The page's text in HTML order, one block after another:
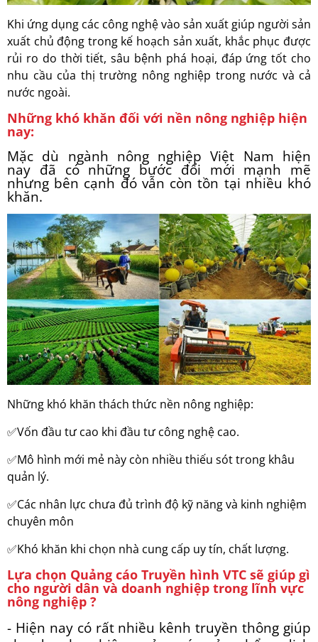
Khi ứng dụng các công nghệ vào sản xuất giúp người sản
xuất chủ động trong kế hoạch sản xuất, khắc phục được
rủi ro do thời tiết, sâu bệnh phá hoại, đáp ứng tốt cho
nhu cầu của thị trường nông nghiệp trong nước và cả
nước ngoài.
Những khó khăn đối với nền nông nghiệp hiện
nay:
Mặc dù ngành nông nghiệp Việt Nam hiện
nay đã có những bước đổi mới mạnh mẽ
nhưng bên cạnh đó vẫn còn tồn tại nhiều khó
khăn.
Những khó khăn thách thức nền nông nghiệp:
✅Vốn đầu tư cao khi đầu tư công nghệ cao.
✅Mô hình mới mẻ này còn nhiều thiếu sót trong khâu
quản lý.
✅Các nhân lực chưa đủ trình độ kỹ năng và kinh nghiệm
chuyên môn
✅Khó khăn khi chọn nhà cung cấp uy tín, chất lượng.
Lựa chọn Quảng cáo Truyền hình VTC sẽ giúp gì
cho người dân và doanh nghiệp trong lĩnh vực
nông nghiệp ?
- Hiện nay có rất nhiều kênh truyền thông giúp